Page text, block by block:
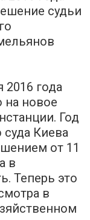
судьи
2016 года
на новое
Год
суда Киева
от 11
в
Теперь это
в